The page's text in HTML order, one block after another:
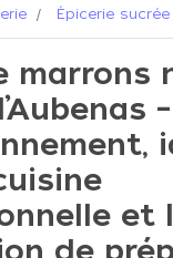
Épicerie sucrée
marrons
et
de